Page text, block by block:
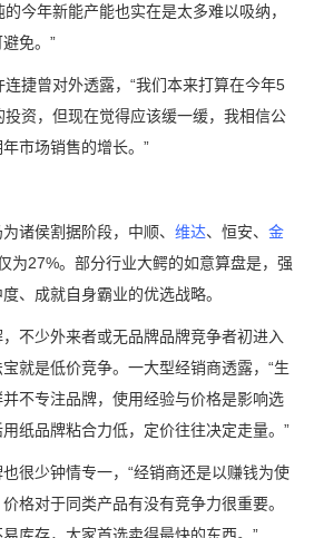
今年新能产能也实在是太多难以吸纳，
免。”
连捷曾对外透露，“我们本来打算在今年5
资，但现在觉得应该缓一缓，我相信公
市场销售的增长。”
诸侯割据阶段，中顺、 维达、恒安、 金
为27%。部分行业大鳄的如意算盘是，强
、成就自身霸业的优选战略。
不少外来者或无品牌品牌竞争者初进入
就是低价竞争。一大型经销商透露，“生
不专注品牌，使用经验与价格是影响选
纸品牌粘合力低，定价往往决定走量。”
很少钟情专一，“经销商还是以赚钱为使
格对于同类产品有没有竞争力很重要。
库存，大家首选卖得最快的东西。”